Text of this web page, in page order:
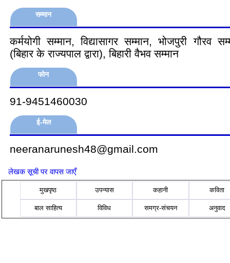
सम्मान
कर्मयोगी सम्मान, विद्यासागर सम्मान, भोजपुरी गौरव
(बिहार के राज्यपाल द्वारा), बिहारी वैभव सम्मान
फोन
91-9451460030
ई-मेल
neeranarunesh48@gmail.com
लेखक सूची पर वापस जाएँ
मुखपृष्ठ उपन्यास कहानी कविता
बाल साहित्य विविध समग्र-संचयन अनुवाद